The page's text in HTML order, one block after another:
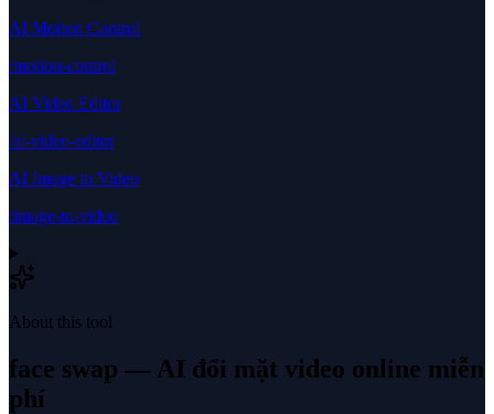
AI Motion Control
/motion-control
AI Video Editor
/ai-video-editor
AI Image to Video
/image-to-video
About this tool
face swap — AI đổi mặt video online miễn
phí